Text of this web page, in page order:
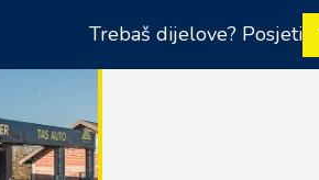
Trebaš dijelove? Posjeti